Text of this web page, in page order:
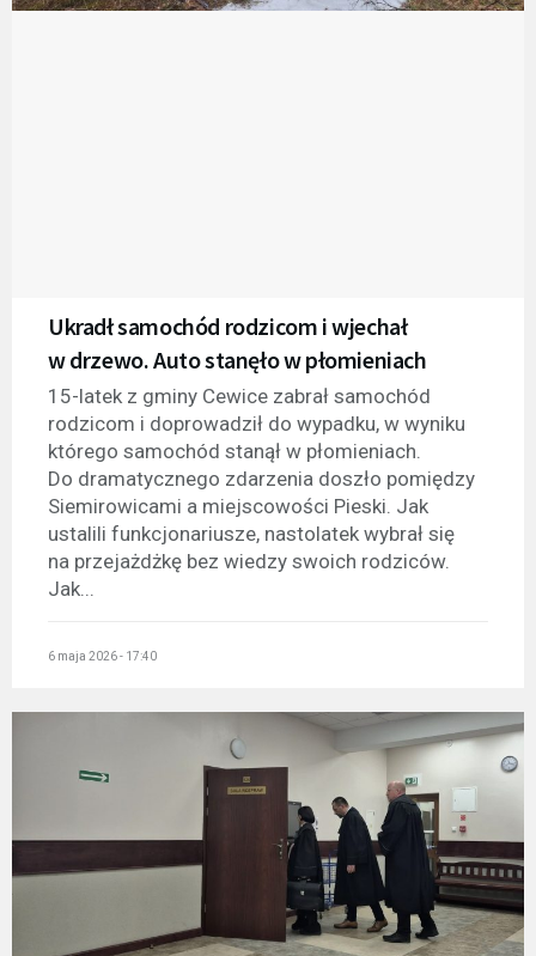
Ukradł samochód rodzicom i wjechał
w drzewo. Auto stanęło w płomieniach
15-latek z gminy Cewice zabrał samochód
rodzicom i doprowadził do wypadku, w wyniku
którego samochód stanął w płomieniach.
Do dramatycznego zdarzenia doszło pomiędzy
Siemirowicami a miejscowości Pieski. Jak
ustalili funkcjonariusze, nastolatek wybrał się
na przejażdżkę bez wiedzy swoich rodziców.
Jak...
6 maja 2026 - 17:40